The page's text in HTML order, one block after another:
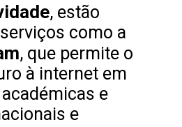
, estão
como a
, que permite o
à internet em
e
e